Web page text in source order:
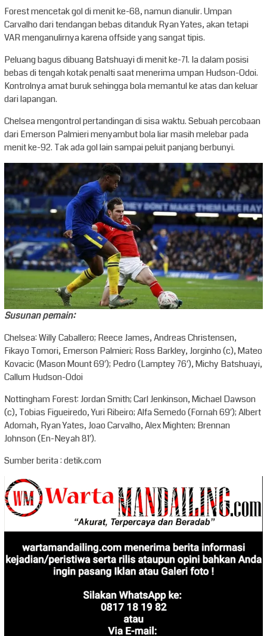
Forest mencetak gol di menit ke-68, namun dianulir. Umpan
Carvalho dari tendangan bebas ditanduk Ryan Yates, akan tetapi
VAR menganulirnya karena offside yang sangat tipis.
Peluang bagus dibuang Batshuayi di menit ke-71. Ia dalam posisi
bebas di tengah kotak penalti saat menerima umpan Hudson-Odoi.
Kontrolnya amat buruk sehingga bola memantul ke atas dan keluar
dari lapangan.
Chelsea mengontrol pertandingan di sisa waktu. Sebuah percobaan
dari Emerson Palmieri menyambut bola liar masih melebar pada
menit ke-92. Tak ada gol lain sampai peluit panjang berbunyi.
Susunan pemain:
Chelsea: Willy Caballero; Reece James, Andreas Christensen,
Fikayo Tomori, Emerson Palmieri; Ross Barkley, Jorginho (c), Mateo
Kovacic (Mason Mount 69′); Pedro (Lamptey 76′), Michy Batshuayi,
Callum Hudson-Odoi
Nottingham Forest: Jordan Smith; Carl Jenkinson, Michael Dawson
(c), Tobias Figueiredo, Yuri Ribeiro; Alfa Semedo (Fornah 69′); Albert
Adomah, Ryan Yates, Joao Carvalho, Alex Mighten; Brennan
Johnson (En-Neyah 81′).
Sumber berita : detik.com